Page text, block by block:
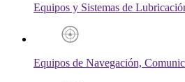
Equipos y Sistemas de
Equipos de Navegación,